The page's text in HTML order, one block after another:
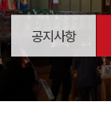
공지사항